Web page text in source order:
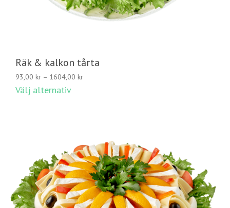
Räk & kalkon tårta
93,00 kr – 1604,00 krPrisintervall:
Välj alternativ